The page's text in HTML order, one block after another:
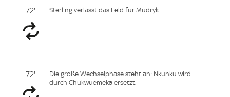
72' Sterling verlässt das Feld für Mudryk.
72'
Die große Wechselphase steht an: Nkunku wird
durch Chukwuemeka ersetzt.